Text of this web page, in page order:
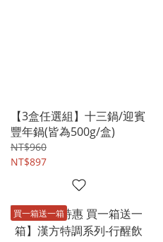
【3盒任選組】十三鍋/迎賓
豐年鍋(皆為500g/盒)
NT$960
NT$897
買一箱送一箱